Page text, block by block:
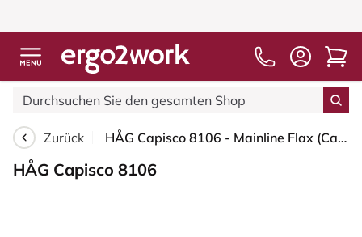
Zurück HÅG Capisco 8106 - Mainline Flax (Camira) - Wolle / Leinen - MLF002 Beige-Grey - Weiß - 265 mm (Sitzhöhe 53-79cm) - Weiche Rollen für harte Böden
HÅG Capisco 8106